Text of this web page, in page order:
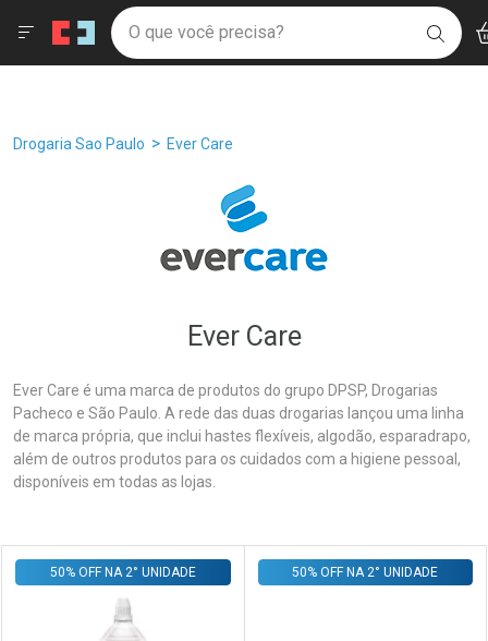
Drogaria São Paulo
Ir direto para a home
pela página
Ir direto para o conteúdo
Ir direto para a busca
Ir direto para a notificações
Faça a sua busca
O que você precisa?
Menu
Breadcrumb
Drogaria Sao Paulo Ever Care
Ever Care
Ever Care é uma marca de produtos do grupo DPSP, Drogarias
Pacheco e São Paulo. A rede das duas drogarias lançou uma linha
de marca própria, que inclui hastes flexíveis, algodão, esparadrapo,
além de outros produtos para os cuidados com a higiene pessoal,
disponíveis em todas as lojas.
Prateleira
50% OFF NA 2° UNIDADE 50% OFF NA 2° UNIDADE
Âncoras
Filtros Ordenar por